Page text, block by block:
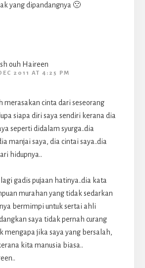
yang dipandangnya 🙁
ouh Haireen
2011 AT 4:25 PM
merasakan cinta dari seseorang
siapa diri saya sendiri kerana dia
seperti didalam syurga..dia
manjai saya, dia cintai saya..dia
hidupnya..
gadis pujaan hatinya..dia kata
murahan yang tidak sedarkan
bermimpi untuk sertai ahli
saya tidak pernah curang
mengapa jika saya yang bersalah,
kita manusia biasa..